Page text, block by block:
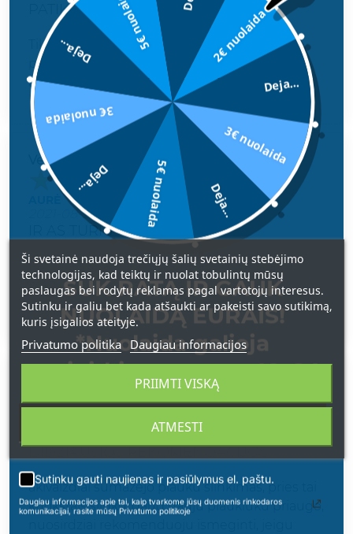
PATIKO
Tikrai geras šampūnas, labai gerai išplauna
plaukus, naudoju tik pora savaičių, tačiau
atrodo, kad tikrai mažiau slenka plaukai.
Vertinimas
2021-08-24
IR AS TURIU
Patinka sis sampunas, sumazejo pleiskanu,
plaukai zymiai maziau slenka ir sparciau
pradejo augti. Labai dziaugiuosi
DIDZIAUSIOS REKOMENDACIJOS
akivaizdiai sumazejo plauku slinkimas, pries tai
kuokstais slinko. daug nauju plaukiuku priaugo,
Ši svetainė naudoja trečiųjų šalių svetainių stebėjimo
technologijas, kad teiktų ir nuolat tobulintų mūsų
paslaugas bei rodytų reklamas pagal vartotojų interesus.
Sutinku ir galiu bet kada atšaukti ar pakeisti savo sutikimą,
kuris įsigalios ateityje.
Privatumo politika Daugiau informacijos
ATMESTI
PRIIMTI VISKĄ
2€ nuolaida
Deja...
3€ nuolaida
Deja...
5€ nuolaida
Deja...
3€ nuolaida
Deja... 5€ nuolaida
SUK RATĄ IR GAUK
NUOLAIDĄ EURAIS!
*Nuolaida galioja
apsipirkimams nuo 49 € !
Sutinku gauti naujienas ir pasiūlymus el. paštu.
Daugiau informacijos apie tai, kaip tvarkome jūsų duomenis rinkodaros
komunikacijai, rasite mūsų Privatumo politikoje